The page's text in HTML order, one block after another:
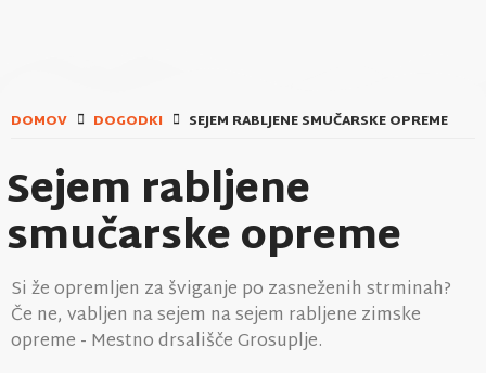
DOMOV DOGODKI SEJEM RABLJENE SMUČARSKE OPREME
Sejem rabljene
smučarske opreme
Si že opremljen za šviganje po zasneženih strminah?
Če ne, vabljen na sejem na sejem rabljene zimske
opreme - Mestno drsališče Grosuplje.